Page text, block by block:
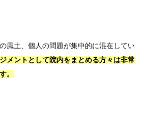
風土、個人の問題が集中的に混在してい
メントとして院内をまとめる方々は非常
。